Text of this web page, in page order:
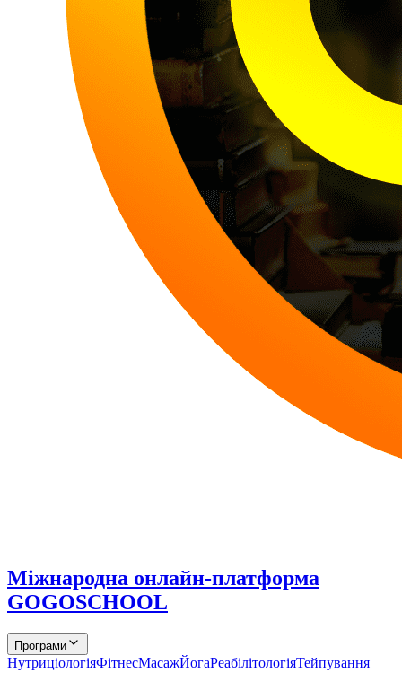
Міжнародна онлайн-платформа
GOGOSCHOOL
Програми
НутриціологіяФітнесМасажЙогаРеабілітологіяТейпування